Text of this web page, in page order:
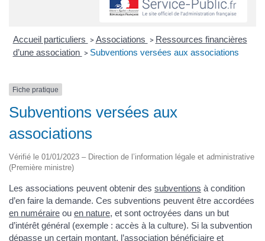
Accueil particuliers > Associations > Ressources financières
d’une association > Subventions versées aux associations
Fiche pratique
Subventions versées aux
associations
Vérifié le 01/01/2023 – Direction de l’information légale et administrative
(Première ministre)
Les associations peuvent obtenir des subventions à condition
d’en faire la demande. Ces subventions peuvent être accordées
en numéraire ou en nature, et sont octroyées dans un but
d’intérêt général (exemple : accès à la culture). Si la subvention
dépasse un certain montant, l’association bénéficiaire et